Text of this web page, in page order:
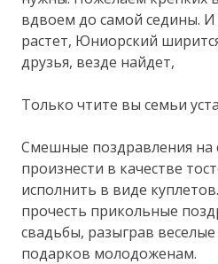
вдвоем до самой седины.
растет, Юниорский
друзья, везде найдет,
Только чтите вы семьи
Смешные поздравления на
произнести в качестве
исполнить в виде
прочесть прикольные
свадьбы, разыграв
подарков молодоженам.